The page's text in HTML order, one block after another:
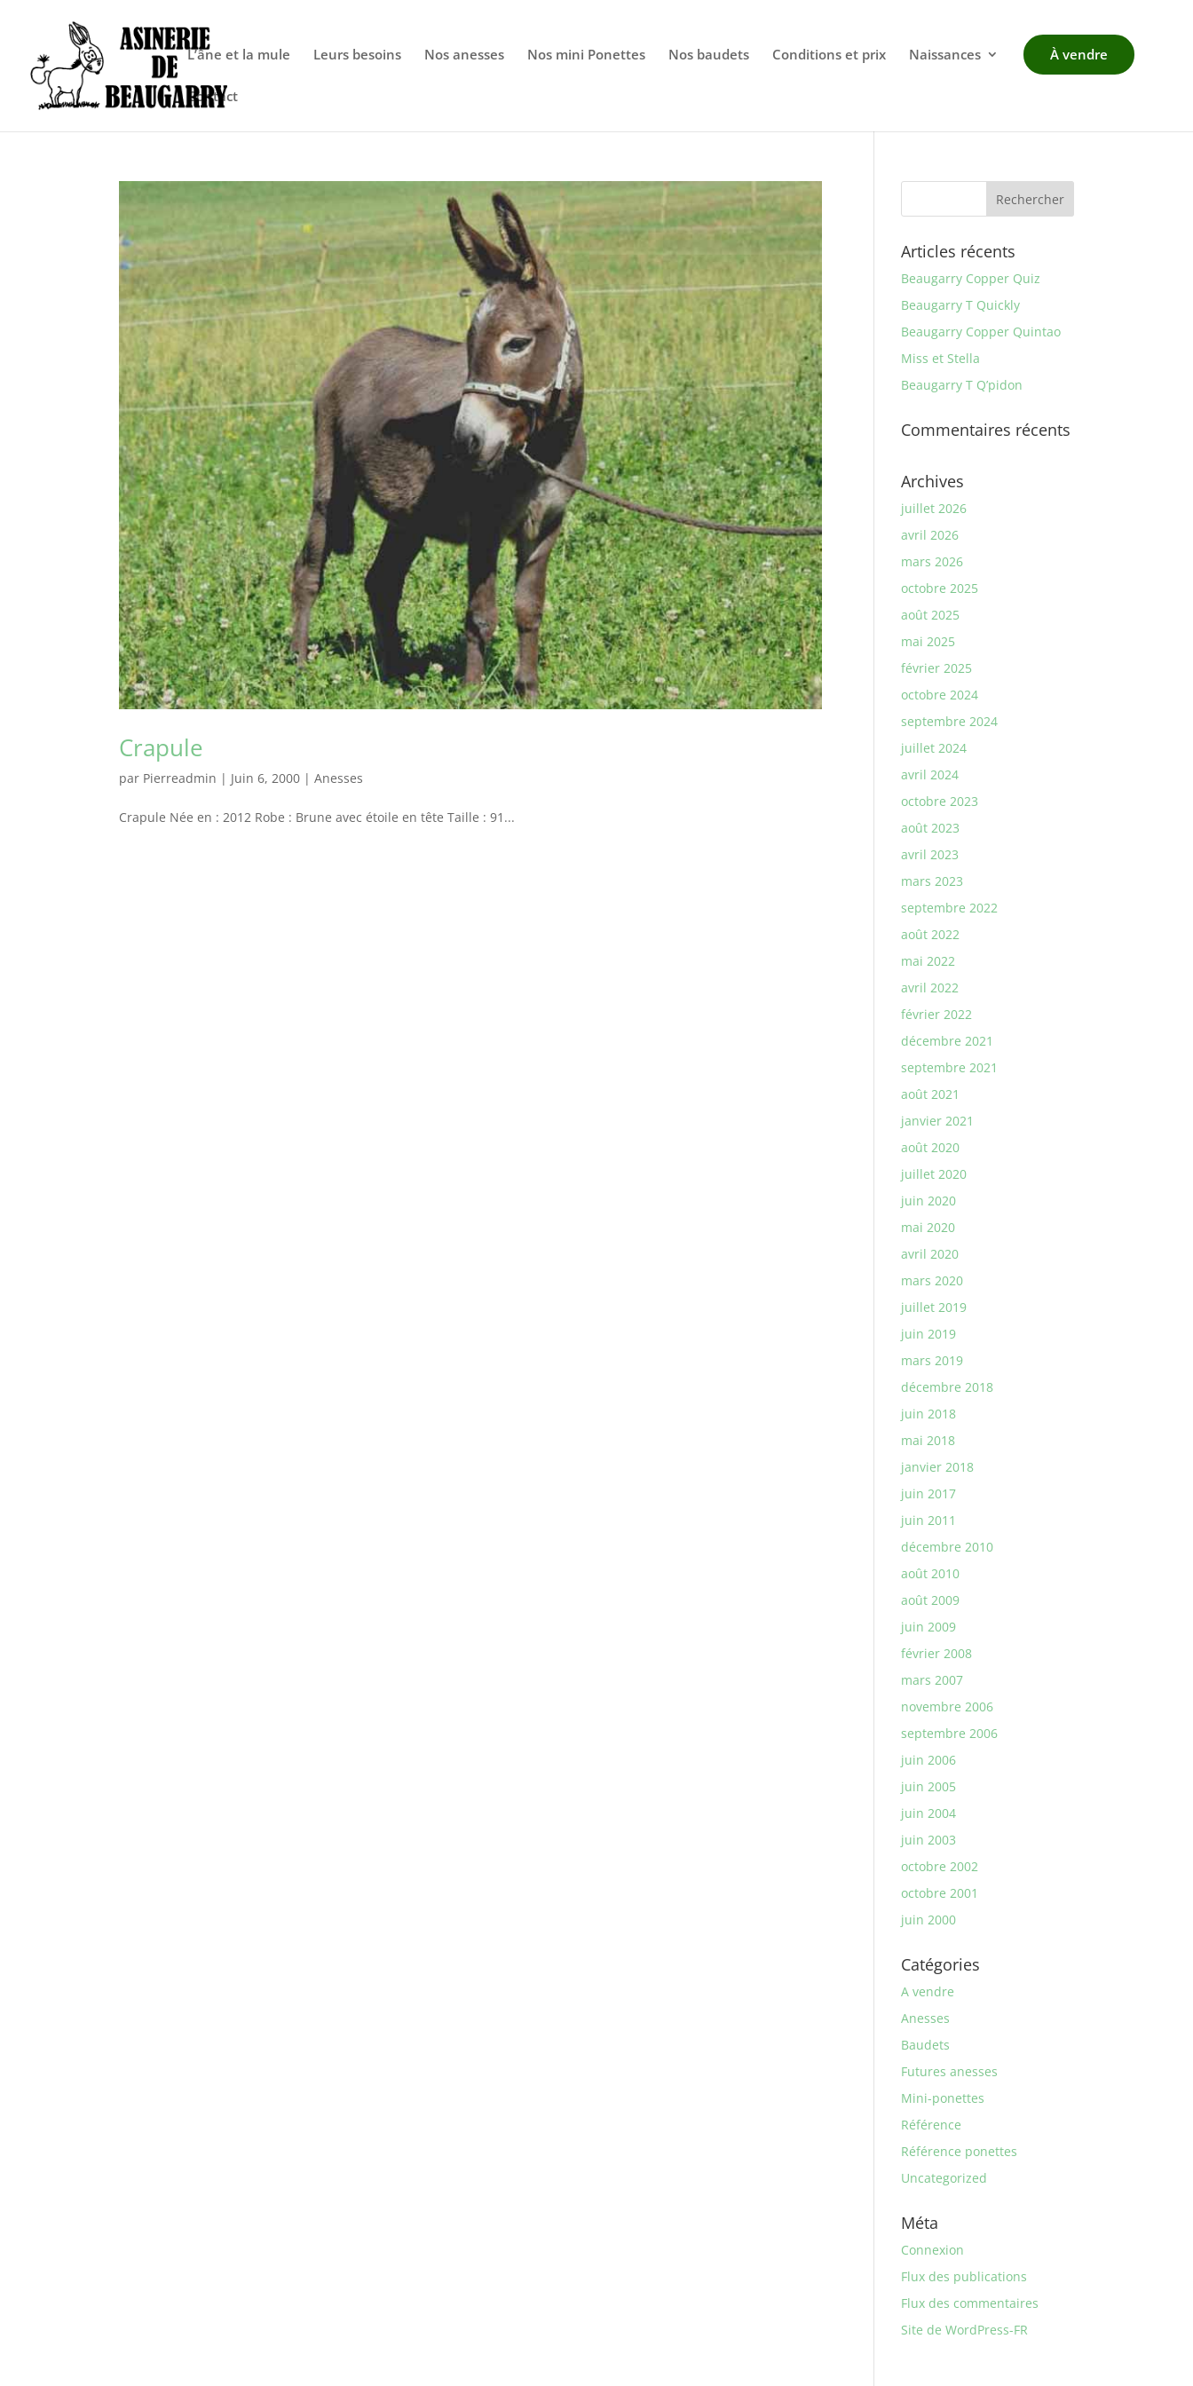
: Constant FORCE_SSL_ADMIN already defined in
L’âne et la mule Leurs besoins Nos anesses Nos mini Ponettes Nos baudets Conditions et prix Naissances À vendre
Contact
Crapule
par Pierreadmin | Juin 6, 2000 |Anesses
Crapule Née en : 2012 Robe : Brune avec étoile en tête Taille : 91...
Articles récents
Beaugarry Copper Quiz
Beaugarry T Quickly
Beaugarry Copper Quintao
Miss et Stella
Beaugarry T Q’pidon
Commentaires récents
Archives
juillet 2026
avril 2026
mars 2026
octobre 2025
août 2025
mai 2025
février 2025
octobre 2024
septembre 2024
juillet 2024
avril 2024
octobre 2023
août 2023
avril 2023
mars 2023
septembre 2022
août 2022
mai 2022
avril 2022
février 2022
décembre 2021
septembre 2021
août 2021
janvier 2021
août 2020
juillet 2020
juin 2020
mai 2020
avril 2020
mars 2020
juillet 2019
juin 2019
mars 2019
décembre 2018
juin 2018
mai 2018
janvier 2018
juin 2017
juin 2011
décembre 2010
août 2010
août 2009
juin 2009
février 2008
mars 2007
novembre 2006
septembre 2006
juin 2006
juin 2005
juin 2004
juin 2003
octobre 2002
octobre 2001
juin 2000
Catégories
A vendre
Anesses
Baudets
Futures anesses
Mini-ponettes
Référence
Référence ponettes
Uncategorized
Méta
Connexion
Flux des publications
Flux des commentaires
Site de WordPress-FR